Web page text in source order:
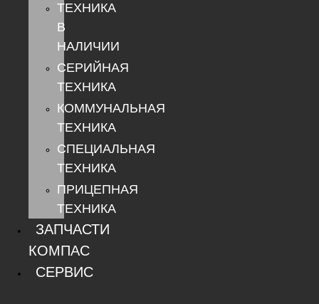
ТЕХНИКА
В
НАЛИЧИИ
СЕРИЙНАЯ
ТЕХНИКА
КОММУНАЛЬНАЯ
ТЕХНИКА
СПЕЦИАЛЬНАЯ
ТЕХНИКА
ПРИЦЕПНАЯ
ТЕХНИКА
ЗАПЧАСТИ
КОМПАС
СЕРВИС